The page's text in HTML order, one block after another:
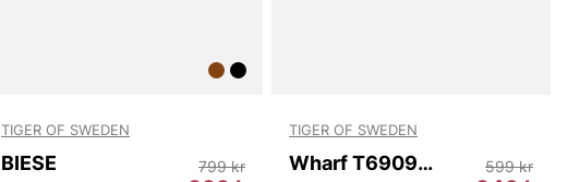
TIGER OF SWEDEN
BIESE 799 kr
TIGER OF SWEDEN
Wharf T69097 403 599 kr